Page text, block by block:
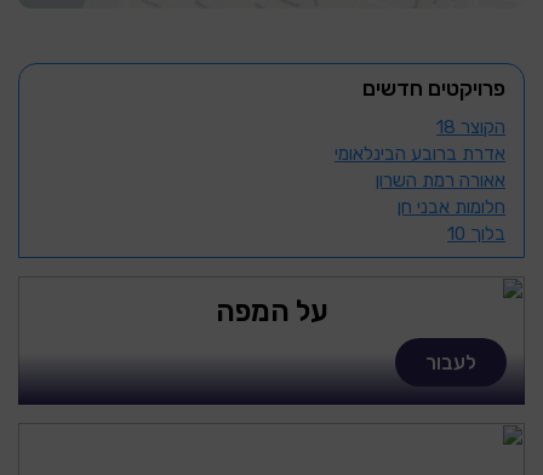
פרויקטים חדשים
הקוצר 18
אדרת ברובע הבינלאומי
אאורה רמת השרון
חלומות אבני חן
בלוך 10
על המפה
לעבור